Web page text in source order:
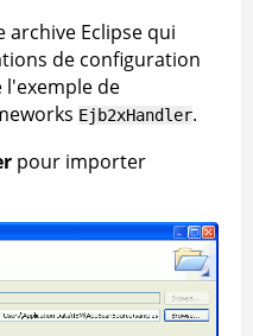
archive Eclipse qui
de configuration
l'exemple de
Ejb2xHandler.
pour importer